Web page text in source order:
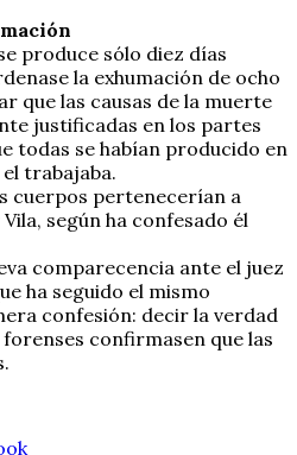
produce sólo diez días
la exhumación de ocho
que las causas de la muerte
justificadas en los partes
todas se habían producido en
trabajaba.
cuerpos pertenecerían a
según ha confesado él
comparecencia ante el juez
ha seguido el mismo
confesión: decir la verdad
confirmasen que las